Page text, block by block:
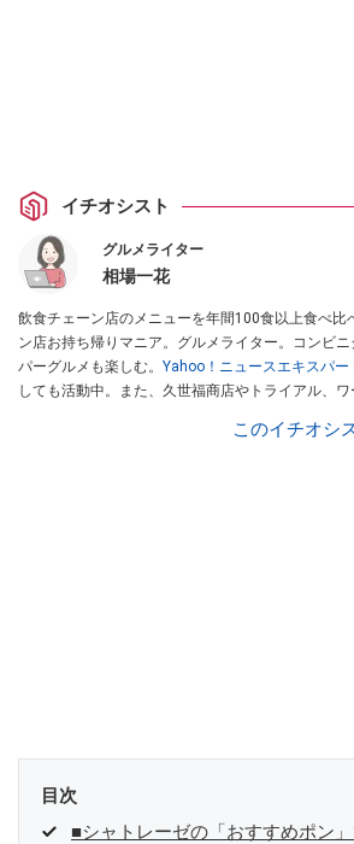
イチオシスト
グルメライター
相場一花
飲食チェーン店のメニューを年間100食以上食べ比
ン店お持ち帰りマニア。グルメライター。コンビ
パーグルメも楽しむ。 Yahoo！ニュースエキスパー
しても活動中。また、久世福商店やトライアル、ワ
、集英社「週刊プレ
このイチオシ
目次
■シャトレーゼの「おすすめポン